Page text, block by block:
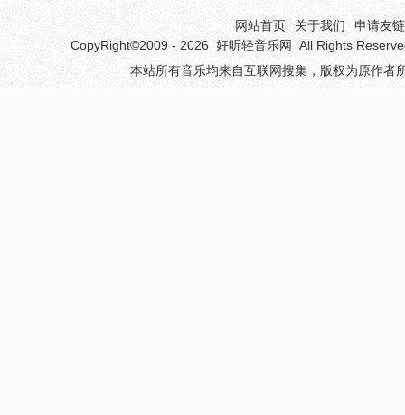
网站首页 关于我们
申请友
CopyRight©2009 - 2026 好听轻音乐网
All Rights
本站所有音乐均来自互联网搜集，版权为原作者